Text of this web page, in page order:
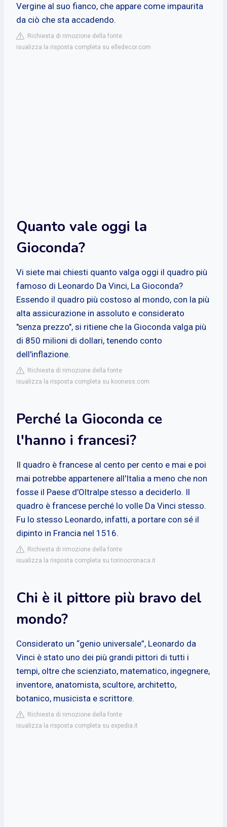
Vergine al suo fianco, che appare come impaurita
da ciò che sta accadendo.
Richiesta di rimozione della fonte
isualizza la risposta completa su elledecor.com
Quanto vale oggi la
Gioconda?
Vi siete mai chiesti quanto valga oggi il quadro più
famoso di Leonardo Da Vinci, La Gioconda?
Essendo il quadro più costoso al mondo, con la più
alta assicurazione in assoluto e considerato
"senza prezzo", si ritiene che la Gioconda valga più
di 850 milioni di dollari, tenendo conto
dell'inflazione.
Richiesta di rimozione della fonte
isualizza la risposta completa su kooness.com
Perché la Gioconda ce
l'hanno i francesi?
Il quadro è francese al cento per cento e mai e poi
mai potrebbe appartenere all'Italia a meno che non
fosse il Paese d'Oltralpe stesso a deciderlo. Il
quadro è francese perché lo volle Da Vinci stesso.
Fu lo stesso Leonardo, infatti, a portare con sé il
dipinto in Francia nel 1516.
Richiesta di rimozione della fonte
isualizza la risposta completa su torinocronaca.it
Chi è il pittore più bravo del
mondo?
Considerato un “genio universale”, Leonardo da
Vinci è stato uno dei più grandi pittori di tutti i
tempi, oltre che scienziato, matematico, ingegnere,
inventore, anatomista, scultore, architetto,
botanico, musicista e scrittore.
Richiesta di rimozione della fonte
isualizza la risposta completa su expedia.it